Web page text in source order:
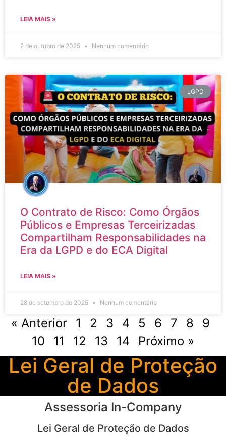
LEIA MAIS »
2 de outubro de 2025 Nenhum comentário
LGPD
O Contrato de Risco: Como Órgãos
Públicos e Empresas Terceirizadas
Compartilham Responsabilidades na
Era da LGPD e do ECA Digital
LEIA MAIS »
28 de setembro de 2025 Nenhum comentário
« Anterior 1 2 3 4 5 6 7 8
9
10
11 12 13 14 Próximo »
Lei Geral de Proteção
de Dados
Assessoria In-Company
Lei Geral de Proteção de Dados